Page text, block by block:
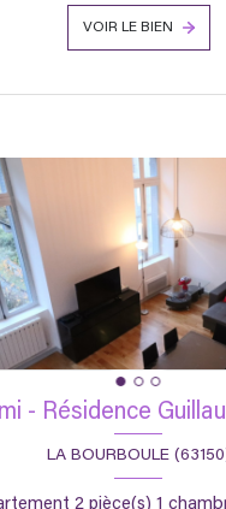
VOIR LE BIEN
- Résidence
LA BOURBOULE